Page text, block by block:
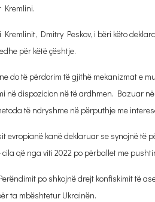
Kremlini.
Kremlinit, Dmitry Peskov, i bëri këto
për këtë çështje.
do të përdorim të gjithë mekanizmat e
në dispozicion në të ardhmen. Bazuar
të ndryshme në përputhje me
evropianë kanë deklaruar se synojnë të
cila që nga viti 2022 po përballet me
po shkojnë drejt konfiskimit të
ta mbështetur Ukrainën.